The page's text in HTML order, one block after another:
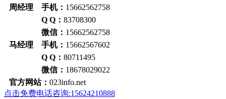
周经理 手机： 15662562758
Q Q： 83708300
微信： 15662562758
马经理 手机： 15662567602
Q Q： 80711495
微信： 18678029022
官方网站： 023info.net
点击免费电话咨询:15624210888